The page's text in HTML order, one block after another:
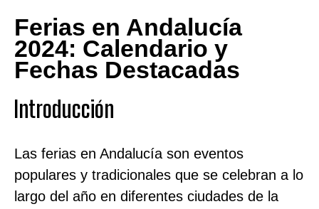
Ferias en Andalucía
2024: Calendario y
Fechas Destacadas
Introducción
Las ferias en Andalucía son eventos
populares y tradicionales que se celebran a lo
largo del año en diferentes ciudades de la